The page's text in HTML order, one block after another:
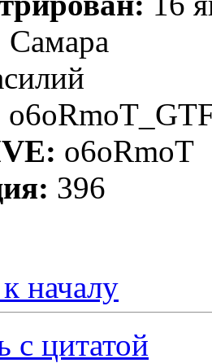
Самара
o6oRmoT
396
началу
с цитатой